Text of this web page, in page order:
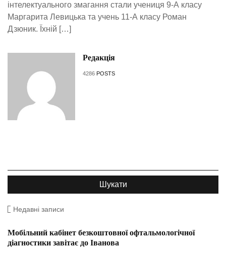
інтелектуального змагання стали учениця 9-А класу
Маргарита Левицька та учень 11-А класу Роман
Дзюник. Їхній […]
Редакція
4286 POSTS
Недавні записи
Мобільний кабінет безкоштовної офтальмологічної
діагностики завітає до Іванова